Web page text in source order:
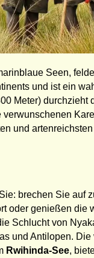
Seen,
und ist ein
Meter) durchzieht
und
brechen Sie auf
oder genießen die
Schlucht von
und Antilopen.
Rwihinda-See,